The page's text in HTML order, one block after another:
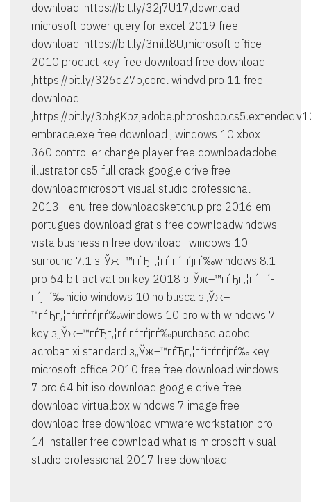
download ,https://bit.ly/32j7U17,download
microsoft power query for excel 2019 free
download ,https://bit.ly/3mill8U,microsoft office
2010 product key free download free download
,https://bit.ly/326qZ7b,corel windvd pro 11 free
download
,https://bit.ly/
embrace.exe free download , windows 10 xbox
360 controller change player free downloadadobe
illustrator cs5 full crack google drive free
downloadmicrosoft visual studio professional
2013 - enu free downloadsketchup pro 2016 em
portugues download gratis free downloadwindows
vista business n free download , windows 10
surround 7.1 з„Ўж–™гѓЂг‚¦гѓігѓ­гѓјгѓ‰windows 8.1
pro 64 bit activation key 2018 з„Ўж–™гѓЂг‚¦гѓігѓ­
гѓјгѓ‰inicio windows 10 no busca з„Ўж–
™гѓЂг‚¦гѓігѓ­гѓјгѓ‰windows 10 pro with windows 7
key з„Ўж–™гѓЂг‚¦гѓігѓ­гѓјгѓ‰purchase adobe
acrobat xi standard з„Ўж–™гѓЂг‚¦гѓігѓ­гѓјгѓ‰ key
microsoft office 2010 free free download windows
7 pro 64 bit iso download google drive free
download virtualbox windows 7 image free
download free download vmware workstation pro
14 installer free download what is microsoft visual
studio professional 2017 free download